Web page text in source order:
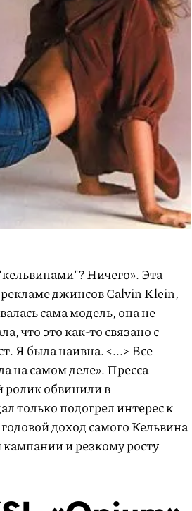
Ничего». Эта
джинсов Calvin Klein,
сама модель, она не
что это как-то связано с
Я была наивна. <...> Все
на самом деле». Пресса
обвинили в
только подогрел интерес к
доход самого Кельвина
и резкому росту